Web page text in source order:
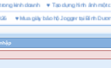
trong kinh doanh ♥Tạo dựng hình ảnh
Mua giày bảo hộ Jogger tại Bình Dương ở